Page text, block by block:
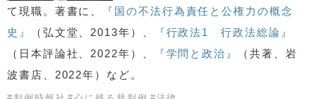
て現職。著書に、
『国の不法行為責任と公権力の概念
史』
（弘文堂、2013年）、
『行政法1 行政法総論』
（日本評論社、2022年）、
『学問と政治』
（共著、岩
波書店、2022年）など。